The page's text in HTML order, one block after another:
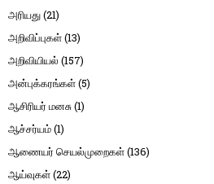
அரியது(21)
அறிவிப்புகள்(13)
அறிவியியல் (157)
அன்புக்கரங்கள்(5)
ஆசிரியர் மனசு(1)
ஆச்சர்யம்(1)
ஆணையர் செயல்முறைகள்(136)
ஆய்வுகள்(22)